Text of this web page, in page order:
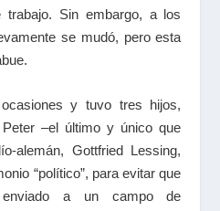
trabajo. Sin embargo, a los
se mudó, pero esta
y tuvo tres hijos,
–el último y único que
alemán, Gottfried Lessing,
“político”, para evitar que
a un campo de